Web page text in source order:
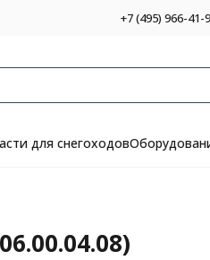
+7 (495) 966-41-
для снегоходов